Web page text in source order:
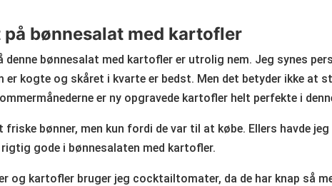
bønnesalat med kartofler
denne bønnesalat med kartofler er utrolig nem. Jeg synes
er kogte og skåret i kvarte er bedst. Men det betyder ikke at
er ny opgravede kartofler helt perfekte i
friske bønner, men kun fordi de var til at købe. Ellers havde
gode i bønnesalaten med kartofler.
og kartofler bruger jeg cocktailtomater, da de har knap så